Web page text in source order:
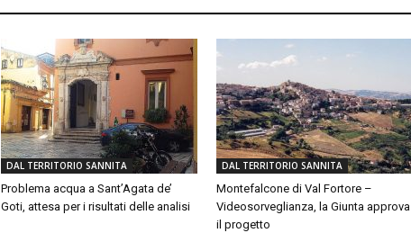
DAL TERRITORIO SANNITA
Problema acqua a Sant’Agata de’
Goti, attesa per i risultati delle analisi
DAL TERRITORIO SANNITA
Montefalcone di Val Fortore –
Videosorveglianza, la Giunta approva
il progetto